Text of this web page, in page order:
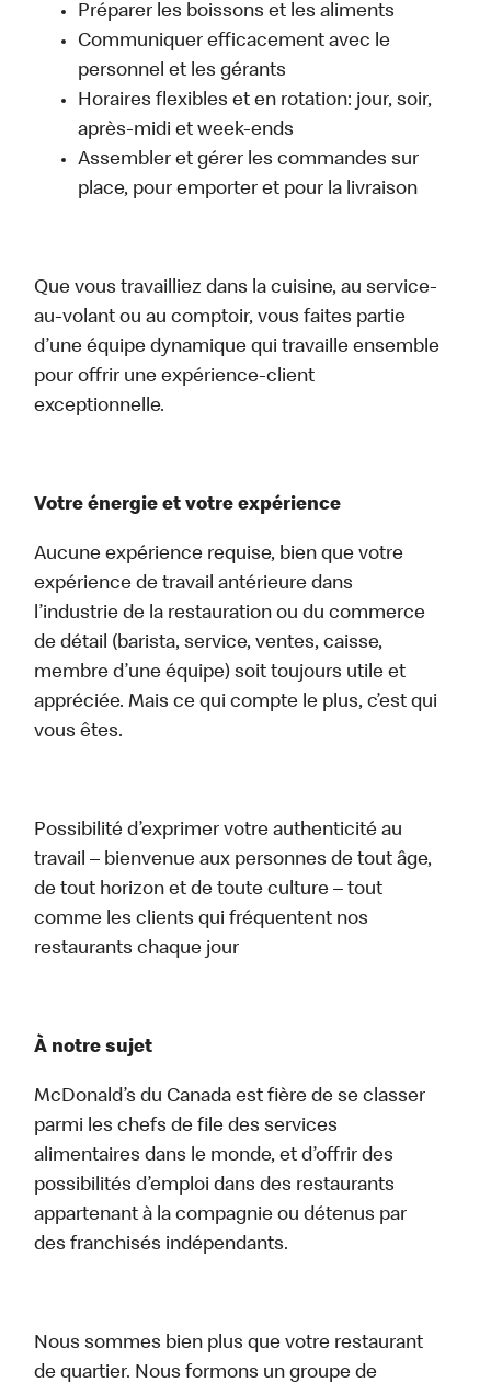
Préparer les boissons et les aliments
Communiquer efficacement avec le
personnel et les gérants
Horaires flexibles et en rotation: jour, soir,
après-midi et week-ends
Assembler et gérer les commandes sur
place, pour emporter et pour la livraison
Que vous travailliez dans la cuisine, au service-
au-volant ou au comptoir, vous faites partie
d’une équipe dynamique qui travaille ensemble
pour offrir une expérience-client
exceptionnelle.
Votre énergie et votre expérience
Aucune expérience requise, bien que votre
expérience de travail antérieure dans
l’industrie de la restauration ou du commerce
de détail (barista, service, ventes, caisse,
membre d’une équipe) soit toujours utile et
appréciée. Mais ce qui compte le plus, c’est qui
vous êtes.
Possibilité d’exprimer votre authenticité au
travail – bienvenue aux personnes de tout âge,
de tout horizon et de toute culture – tout
comme les clients qui fréquentent nos
restaurants chaque jour
À notre sujet
McDonald’s du Canada est fière de se classer
parmi les chefs de file des services
alimentaires dans le monde, et d’offrir des
possibilités d’emploi dans des restaurants
appartenant à la compagnie ou détenus par
des franchisés indépendants.
Nous sommes bien plus que votre restaurant
de quartier. Nous formons un groupe de